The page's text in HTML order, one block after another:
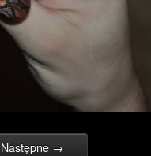
Następne →